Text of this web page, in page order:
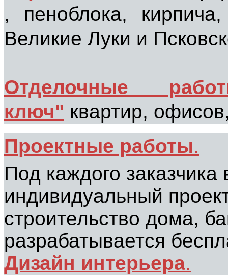
, пеноблока,
Великие Луки и
Отделочные
ключ" квартир,
Проектные работы.
Под каждого заказчика
индивидуальный
строительство дома,
разрабатывается
Дизайн интерьера.